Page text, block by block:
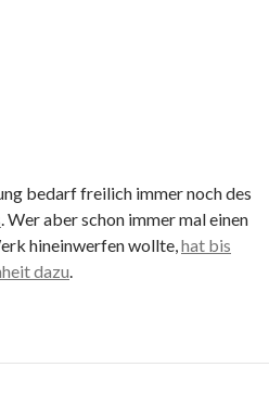
bedarf freilich immer noch des
. Wer aber schon immer mal einen
hineinwerfen wollte,hat bis
dazu.